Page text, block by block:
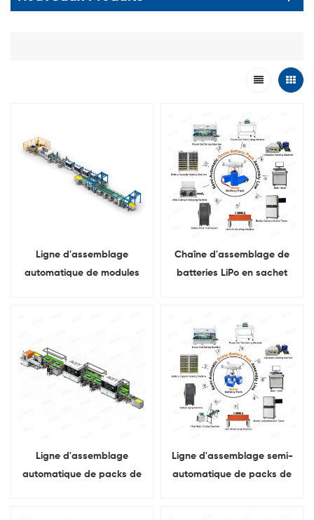
Ligne d'assemblage
automatique de modules
Chaîne d'assemblage de
batteries LiPo en sachet
Ligne d'assemblage
automatique de packs de
Ligne d'assemblage semi-
automatique de packs de